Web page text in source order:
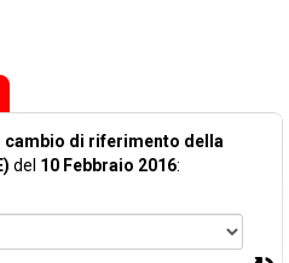
cambio di riferimento della
del 10 Febbraio 2016: